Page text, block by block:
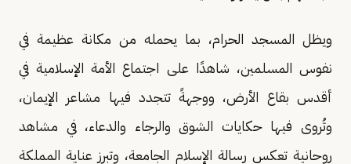
ويظل المسجد الحرام، بما يحمله من مكانة عظيمة في
نفوس المسلمين، شاهدًا على اجتماع الأمة الإسلامية في
أقدس بقاع الأرض، ووجهةً تتجدد فيها مشاعر الإيمان،
وتُروى فيها حكايات الشوق والرجاء والدعاء، في مشاهد
روحانية تعكس رسالة الإسلام الجامعة، وتبرز عناية المملكة